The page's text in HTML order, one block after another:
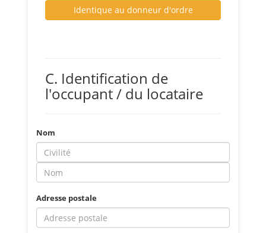
Identique au donneur d'ordre
C. Identification de
l'occupant / du locataire
Nom
Adresse postale